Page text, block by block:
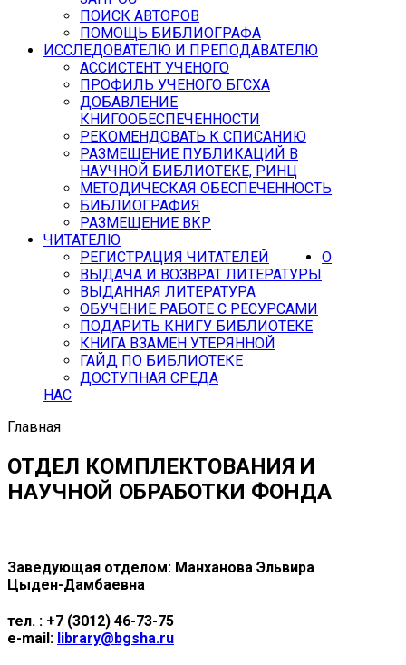
ПОИСК АВТОРОВ
ПОМОЩЬ БИБЛИОГРАФА
ИССЛЕДОВАТЕЛЮ И ПРЕПОДАВАТЕЛЮ
АССИСТЕНТ УЧЕНОГО
ПРОФИЛЬ УЧЕНОГО БГСХА
ДОБАВЛЕНИЕ
КНИГООБЕСПЕЧЕННОСТИ
РЕКОМЕНДОВАТЬ К СПИСАНИЮ
РАЗМЕЩЕНИЕ ПУБЛИКАЦИЙ В
НАУЧНОЙ БИБЛИОТЕКЕ, РИНЦ
МЕТОДИЧЕСКАЯ ОБЕСПЕЧЕННОСТЬ
БИБЛИОГРАФИЯ
РАЗМЕЩЕНИЕ ВКР
ЧИТАТЕЛЮ
РЕГИСТРАЦИЯ ЧИТАТЕЛЕЙ
ВЫДАЧА И ВОЗВРАТ ЛИТЕРАТУРЫ
ВЫДАННАЯ ЛИТЕРАТУРА
ОБУЧЕНИЕ РАБОТЕ С РЕСУРСАМИ
ПОДАРИТЬ КНИГУ БИБЛИОТЕКЕ
КНИГА ВЗАМЕН УТЕРЯННОЙ
ГАЙД ПО БИБЛИОТЕКЕ
ДОСТУПНАЯ СРЕДА
О
НАС
Главная
ОТДЕЛ КОМПЛЕКТОВАНИЯ И
НАУЧНОЙ ОБРАБОТКИ ФОНДА
Заведующая отделом: Манханова Эльвира
Цыден-Дамбаевна
тел. : +7 (3012) 46-73-75
e-mail: library@bgsha.ru